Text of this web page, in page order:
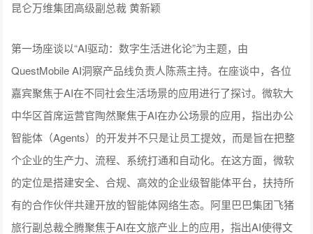
以文艺为核心的游戏品类。最后，陈星汉表示希望有更多能够
Thatgamecompany 创始人兼创意总监 陈星汉
当前国剧市场竞争加剧，用户需求多元且参与度提升，内容创
新成破局关键。柠萌影视作为头部国剧厂牌，深耕精品剧集全
产业链。其以“市场需求”出发规划产能，通过产能漏斗保障产
能，加大 IP 采购与衍生开发。独创内容研发工具包，以《三十
而已》等为例，用创新定位公式打造国剧IP爆品。采用内外半